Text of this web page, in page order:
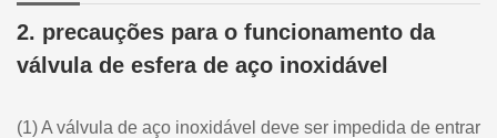
2. precauções para o funcionamento da
válvula de esfera de aço inoxidável
(1) A válvula de aço inoxidável deve ser impedida de entrar